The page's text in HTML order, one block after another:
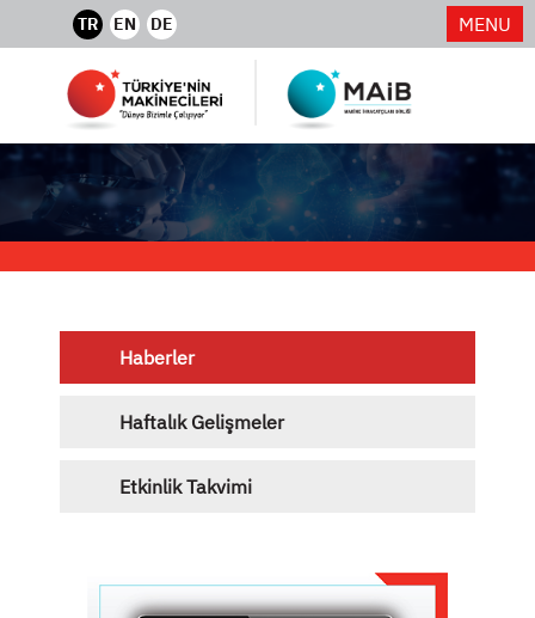
TR EN DE MENU
Haberler
Haftalık Gelişmeler
Etkinlik Takvimi